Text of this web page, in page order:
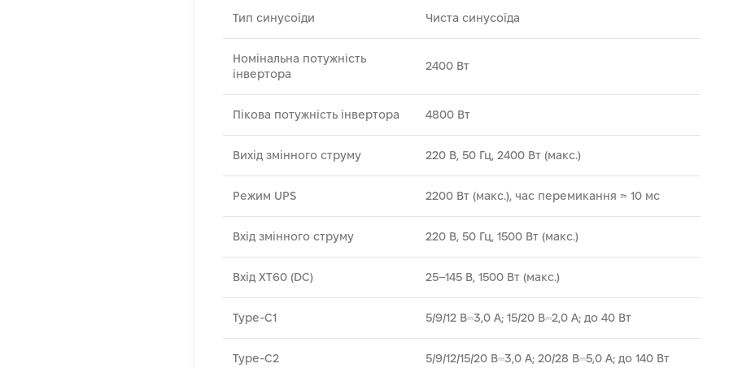
Тип синусоїди Чиста синусоїда
Номінальна потужність
інвертора
2400 Вт
Пікова потужність інвертора 4800 Вт
Вихід змінного струму 220 В, 50 Гц, 2400 Вт (макс.)
Режим UPS 2200 Вт (макс.), час перемикання ≈ 10 мс
Вхід змінного струму 220 В, 50 Гц, 1500 Вт (макс.)
Вхід XT60 (DC) 25–145 В, 1500 Вт (макс.)
Type-C1 5/9/12 В⎓3,0 A; 15/20 В⎓2,0 A; до 40 Вт
Type-C2 5/9/12/15/20 В⎓3,0 A; 20/28 В⎓5,0 A; до 140 Вт